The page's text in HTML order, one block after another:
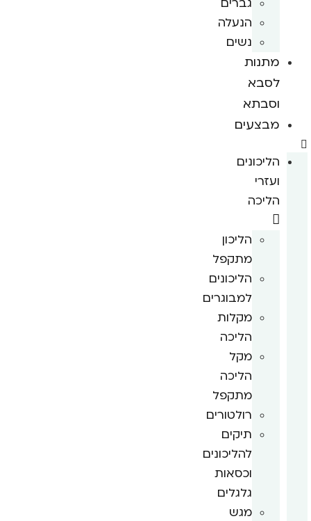
הנעלה
נשים
מתנות
לסבא
וסבתא
מבצעים
הליכונים
ועזרי
הליכה
הליכון
מתקפל
הליכונים
למבוגרים
מקלות
הליכה
מקל
הליכה
מתקפל
רולטורים
תיקים
להליכונים
וכסאות
גלגלים
מגש